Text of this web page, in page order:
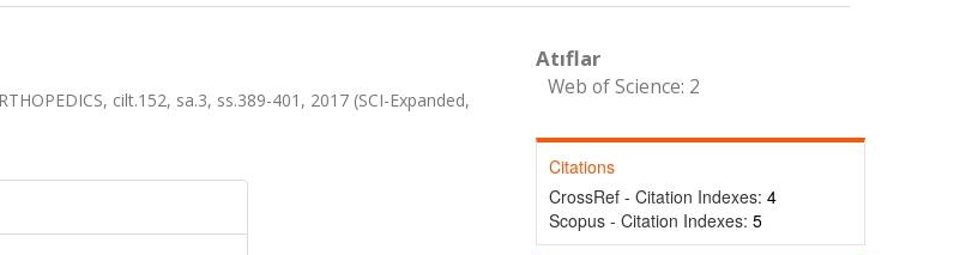
cilt.152, sa.3, ss.389-401, 2017 (SCI-Expanded,
Atıflar
Web of Science: 2
Citations
CrossRef - Citation Indexes: 4
Scopus - Citation Indexes: 5